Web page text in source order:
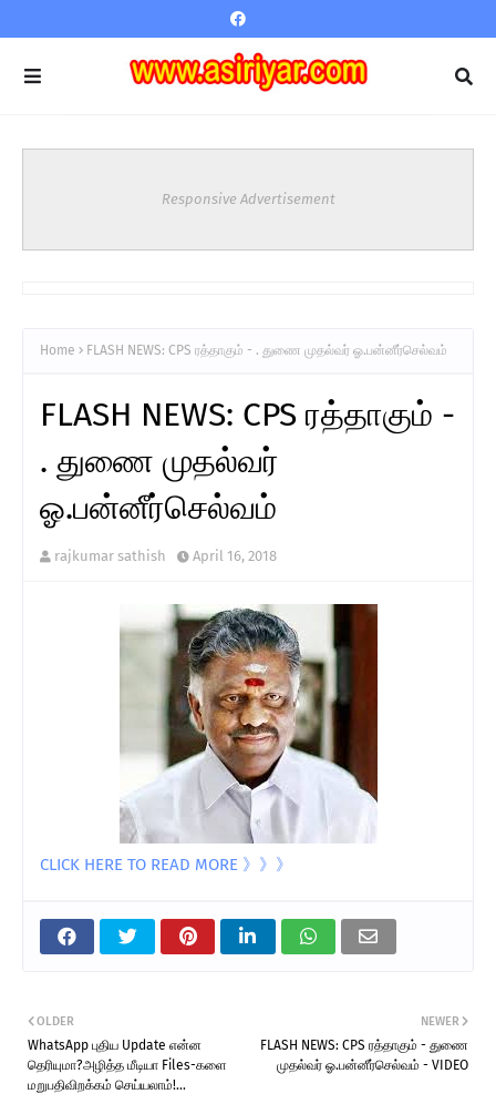
Responsive Advertisement
Home FLASH NEWS: CPS ரத்தாகும் - . துணை முதல்வர் ஓ.பன்னீர்செல்வம்
FLASH NEWS: CPS ரத்தாகும் -
. துணை முதல்வர்
ஓ.பன்னீர்செல்வம்
rajkumar sathish April 16, 2018
CLICK HERE TO READ MORE 》》》
NEWER
FLASH NEWS: CPS ரத்தாகும் - துணை
முதல்வர் ஓ.பன்னீர்செல்வம் - VIDEO
OLDER
WhatsApp புதிய Update என்ன
தெரியுமா?அழித்த மீடியா Files-களை
மறுபதிவிறக்கம் செய்யலாம்!...